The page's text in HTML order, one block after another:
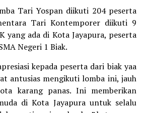
Tari Yospan diikuti 204 peserta
Tari Kontemporer diikuti 9
yang ada di Kota Jayapura, peserta
Negeri 1 Biak.
kepada peserta dari biak yaa
antusias mengikuti lomba ini, jauh
karang panas. Ini memberikan
di Kota Jayapura untuk selalu